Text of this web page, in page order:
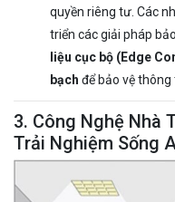
quyền riêng tư. Các
triển các giải pháp
liệu cục bộ (Edge
bạch để bảo vệ thông
3. Công Nghệ Nhà
Trải Nghiệm Sống